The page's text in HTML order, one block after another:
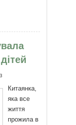
корову
Китаянка,
яка все
життя
прожила в